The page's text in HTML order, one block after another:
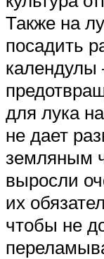
Также на
посадить
календулы
для лука
не дает
земляным
выросли
их
чтобы не